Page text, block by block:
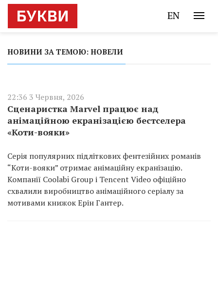
EN
НОВИНИ ЗА ТЕМОЮ: НОВЕЛИ
22:36 3 Червня, 2026
Сценаристка Marvel працює над
анімаційною екранізацією бестселера
«Коти-вояки»
Серія популярних підліткових фентезійних романів
“Коти-вояки” отримає анімаційну екранізацію.
Компанії Coolabi Group і Tencent Video офіційно
схвалили виробництво анімаційного серіалу за
мотивами книжок Ерін Гантер.